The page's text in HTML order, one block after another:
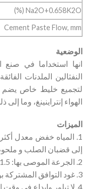
Na2O+0.658K2O (%)
Cement Paste Flow, mm
الوضعية
انها استخداما في
النفثالين الملدنات
لتجميع خليط خاص يضم
الهواء إنتراينينغ، وما
الميزات
إلى قضبان الصلب و
2. الجرعة الموصى بها: 1.5٪ وزنا من المواد الاسمنتية.
3. غود التوافق المشتركة بورتلاند الاسمنت.
4. لا تبلور وإيداع في وقت الشتاء.